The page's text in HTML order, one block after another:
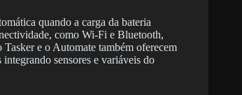
quando a carga da bateria
como Wi-Fi e Bluetooth,
e o Automate também oferecem
sensores e variáveis do